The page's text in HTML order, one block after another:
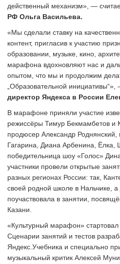
действенный механизм», —
РФ Ольга Васильева.
«Мы сделали ставку на
контент, пригласив к участию
образовании, музыке, кино,
марафона вдохновляют нас и
опытом, что мы и продолжим
„Образовательной инициативы“»,
директор Яндекса в России
В марафоне приняли участие
режиссёры Тимур Бекмамбетов и
продюсер Александр
Гагарина, Диана Арбенина, Ёлка,
победительница шоу «Голос»
участники провели открытые
разных регионах России: так,
своей родной школе в Нальчике,
поучаствовала в занятии,
Казани.
«Культурный марафон» стартовал
Сценарии занятий и тестов
Яндекс.Учебника и специально
музыкальный критик Алексей